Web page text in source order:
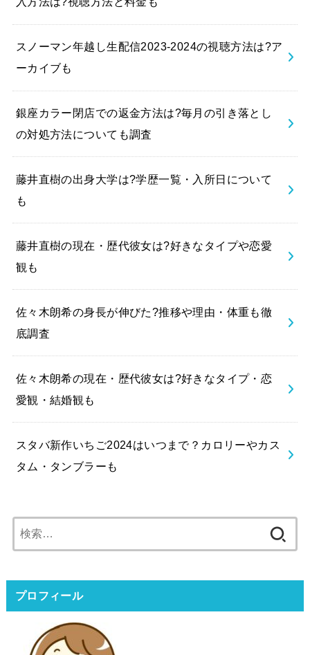
スノーマン年越し生配信2023-2024の視聴方法は?ア
ーカイブも
銀座カラー閉店での返金方法は?毎月の引き落とし
の対処方法についても調査
藤井直樹の出身大学は?学歴一覧・入所日について
も
藤井直樹の現在・歴代彼女は?好きなタイプや恋愛
観も
佐々木朗希の身長が伸びた?推移や理由・体重も徹
底調査
佐々木朗希の現在・歴代彼女は?好きなタイプ・恋
愛観・結婚観も
スタバ新作いちご2024はいつまで？カロリーやカス
タム・タンブラーも
索:
プロフィール